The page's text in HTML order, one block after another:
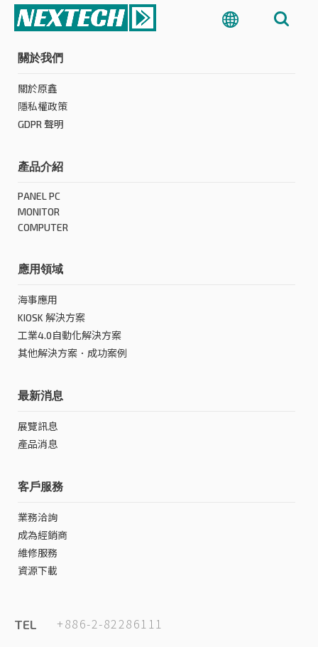
關於我們
關於原鑫
隱私權政策
GDPR 聲明
產品介紹
PANEL PC
MONITOR
COMPUTER
應用領域
海事應用
KIOSK 解決方案
工業4.0自動化解決方案
其他解決方案．成功案例
最新消息
展覽訊息
產品消息
客戶服務
業務洽詢
成為經銷商
維修服務
資源下載
TEL +886-2-82286111